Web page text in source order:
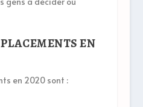
EN
en 2020 sont :